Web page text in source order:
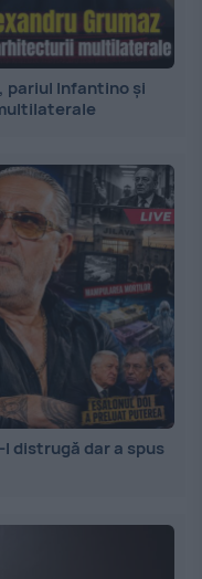
pariul Infantino și
distrugă dar a spus